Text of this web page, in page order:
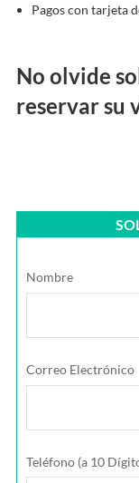
Pagos con tarjeta
No olvide
reservar su
Nombre
Correo Electrónico
Teléfono (a 10